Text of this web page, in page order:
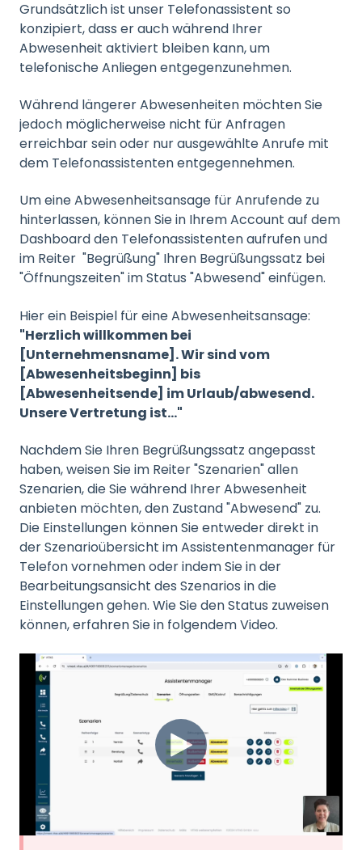
Grundsätzlich ist unser Telefonassistent so
konzipiert, dass er auch während Ihrer
Abwesenheit aktiviert bleiben kann, um
telefonische Anliegen entgegenzunehmen.
Während längerer Abwesenheiten möchten Sie
jedoch möglicherweise nicht für Anfragen
erreichbar sein oder nur ausgewählte Anrufe mit
dem Telefonassistenten entgegennehmen.
Um eine Abwesenheitsansage für Anrufende zu
hinterlassen, können Sie in Ihrem Account auf dem
Dashboard den Telefonassistenten aufrufen und
im Reiter "Begrüßung" Ihren Begrüßungssatz bei
"Öffnungszeiten" im Status "Abwesend" einfügen.
Hier ein Beispiel für eine Abwesenheitsansage:
"Herzlich willkommen bei
[Unternehmensname]. Wir sind vom
[Abwesenheitsbeginn] bis
[Abwesenheitsende] im Urlaub/abwesend.
Unsere Vertretung ist…"
Nachdem Sie Ihren Begrüßungssatz angepasst
haben, weisen Sie im Reiter "Szenarien" allen
Szenarien, die Sie während Ihrer Abwesenheit
anbieten möchten, den Zustand "Abwesend" zu.
Die Einstellungen können Sie entweder direkt in
der Szenarioübersicht im Assistentenmanager für
Telefon vornehmen oder indem Sie in der
Bearbeitungsansicht des Szenarios in die
Einstellungen gehen. Wie Sie den Status zuweisen
können, erfahren Sie in folgendem Video.